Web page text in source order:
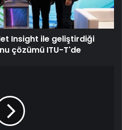
Insight ile geliştirdiği
çözümü ITU-T'de